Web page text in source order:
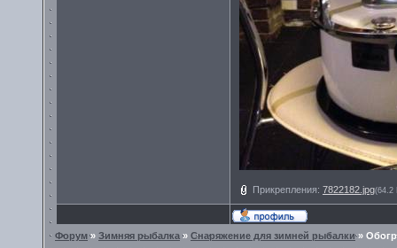
Прикрепления: 7822182.jpg(64.2
Форум» Зимняя рыбалка » Снаряжение для зимней рыбалки»